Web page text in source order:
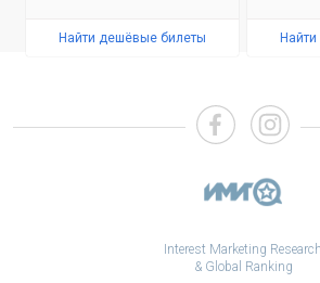
Найти дешёвые билеты
Interest Marketing Research
& Global Ranking